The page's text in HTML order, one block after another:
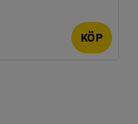
KÖP